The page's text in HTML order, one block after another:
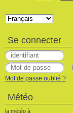
Se connecter
Mot de passe oublié ?
Météo
la météo à